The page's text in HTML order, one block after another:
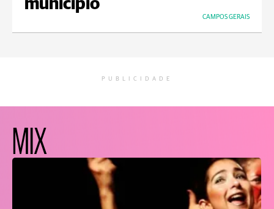
município
CAMPOS GERAIS
PUBLICIDADE
MIX